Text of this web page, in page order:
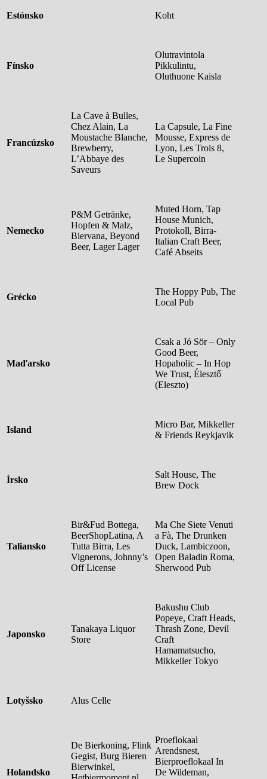
Estónsko Koht
Fínsko
Olutravintola
Pikkulintu,
Oluthuone Kaisla
Francúzsko
La Cave à Bulles,
Chez Alain, La
Moustache Blanche,
Brewberry,
L’Abbaye des
Saveurs
La Capsule, La Fine
Mousse, Express de
Lyon, Les Trois 8,
Le Supercoin
Nemecko
P&M Getränke,
Hopfen & Malz,
Biervana, Beyond
Beer, Lager Lager
Muted Horn, Tap
House Munich,
Protokoll, Birra-
Italian Craft Beer,
Café Abseits
Grécko
The Hoppy Pub, The
Local Pub
Maďarsko
Csak a Jó Sör – Only
Good Beer,
Hopaholic – In Hop
We Trust, Élesztő
(Eleszto)
Island
Micro Bar, Mikkeller
& Friends Reykjavik
Írsko
Salt House, The
Brew Dock
Taliansko
Bir&Fud Bottega,
BeerShopLatina, A
Tutta Birra, Les
Vignerons, Johnny’s
Off License
Ma Che Siete Venuti
a Fà, The Drunken
Duck, Lambiczoon,
Open Baladin Roma,
Sherwood Pub
Japonsko
Tanakaya Liquor
Store
Bakushu Club
Popeye, Craft Heads,
Thrash Zone, Devil
Craft
Hamamatsucho,
Mikkeller Tokyo
Lotyšsko Alus Celle
Holandsko
De Bierkoning, Flink
Gegist, Burg Bieren
Bierwinkel,
Proeflokaal
Arendsnest,
Bierproeflokaal In
De Wildeman,